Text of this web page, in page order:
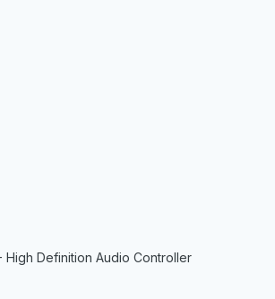
High Definition Audio Controller